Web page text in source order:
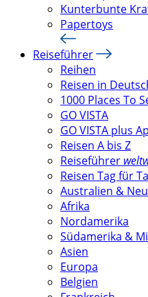
Kunterbunte
Papertoys
Reiseführer
Reihen
Reisen in
1000 Places To
GO VISTA
GO VISTA plus
Reisen A bis Z
Reiseführer
Reisen Tag für
Australien &
Afrika
Nordamerika
Südamerika &
Asien
Europa
Belgien